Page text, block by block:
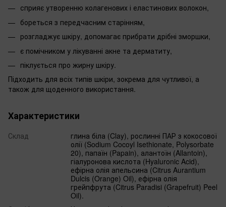
сприяє утворенню колагенових і еластинових волокон,
бореться з передчасним старінням,
розгладжує шкіру, допомагає прибрати дрібні зморшки,
є помічником у лікуванні акне та дерматиту,
піклується про жирну шкіру.
Підходить для всіх типів шкіри, зокрема для чутливої, а
також для щоденного використання.
Характеристики
Склад
глина біла (Clay), рослинні ПАР з кокосової
олії (Sodium Cocoyl Isethionate, Polysorbate
20), папаїн (Papain), алантоїн (Allantoin),
гіалуронова кислота (Hyaluronic Acid),
ефірна олія апельсина (Citrus Aurantium
Dulcis (Orange) Oil), ефірна олія
грейпфрута (Citrus Paradisi (Grapefruit) Peel
Oil).